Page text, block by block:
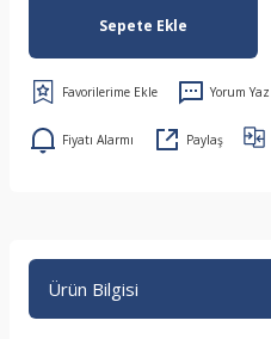
Sepete Ekle
Yorum Yaz
Fiyatı Alarmı Paylaş
Ürün Bilgisi